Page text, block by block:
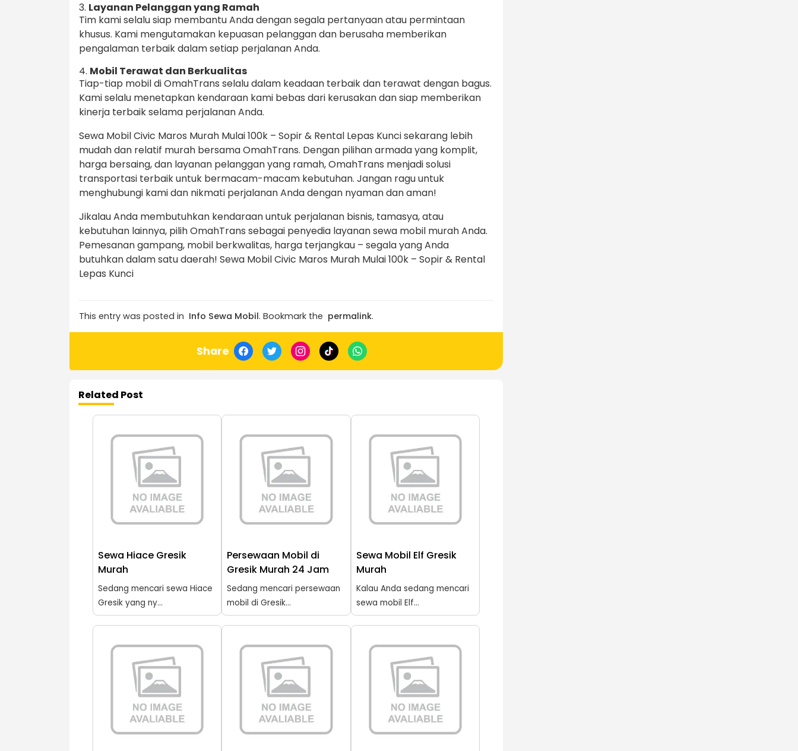
3. Layanan Pelanggan yang Ramah
Tim kami selalu siap membantu Anda dengan segala pertanyaan atau permintaan
khusus. Kami mengutamakan kepuasan pelanggan dan berusaha memberikan
pengalaman terbaik dalam setiap perjalanan Anda.
4. Mobil Terawat dan Berkualitas
Tiap-tiap mobil di OmahTrans selalu dalam keadaan terbaik dan terawat dengan bagus.
Kami selalu menetapkan kendaraan kami bebas dari kerusakan dan siap memberikan
kinerja terbaik selama perjalanan Anda.
Sewa Mobil Civic Maros Murah Mulai 100k – Sopir & Rental Lepas Kunci sekarang lebih
mudah dan relatif murah bersama OmahTrans. Dengan pilihan armada yang komplit,
harga bersaing, dan layanan pelanggan yang ramah, OmahTrans menjadi solusi
transportasi terbaik untuk bermacam-macam kebutuhan. Jangan ragu untuk
menghubungi kami dan nikmati perjalanan Anda dengan nyaman dan aman!
Jikalau Anda membutuhkan kendaraan untuk perjalanan bisnis, tamasya, atau
kebutuhan lainnya, pilih OmahTrans sebagai penyedia layanan sewa mobil murah Anda.
Pemesanan gampang, mobil berkwalitas, harga terjangkau – segala yang Anda
butuhkan dalam satu daerah! Sewa Mobil Civic Maros Murah Mulai 100k – Sopir & Rental
Lepas Kunci
This entry was posted in Info Sewa Mobil. Bookmark the permalink.
Share
Related Post
Sewa Hiace Gresik
Murah
Sedang mencari sewa Hiace
Gresik yang ny...
Persewaan Mobil di
Gresik Murah 24 Jam
Sedang mencari persewaan
mobil di Gresik...
Sewa Mobil Elf Gresik
Murah
Kalau Anda sedang mencari
sewa mobil Elf...